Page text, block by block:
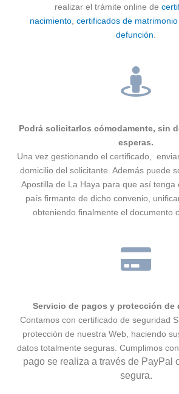
realizar el trámite online de
nacimiento, certificados de matrimonio
defunción
Podrá solicitarlos cómodamente, sin
esperas.
Una vez gestionando el certificado,
domicilio del solicitante. Además puede
Apostilla de La Haya para que así tenga
país firmante de dicho convenio,
obteniendo finalmente el documento
Servicio de pagos y protección de
Contamos con certificado de seguridad
protección de nuestra Web, haciendo
datos totalmente seguras. Cumplimos
pago se realiza a través de PayPal
segura.